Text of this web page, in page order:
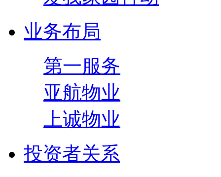
业务布局
第一服务
亚航物业
上诚物业
投资者关系